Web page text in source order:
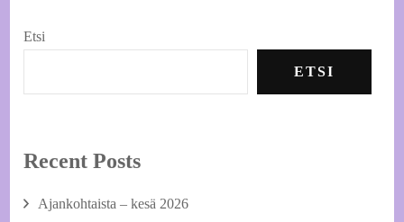
Etsi
ETSI
Recent Posts
Ajankohtaista – kesä 2026